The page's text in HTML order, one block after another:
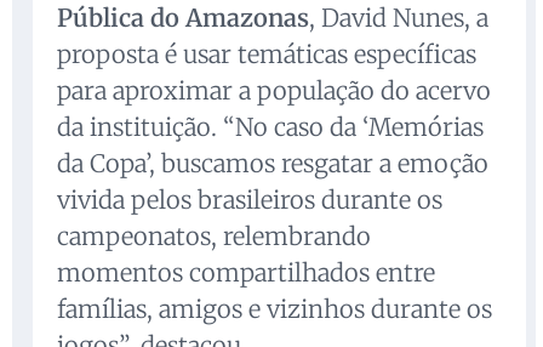
Pública do Amazonas, David Nunes, a
proposta é usar temáticas específicas
para aproximar a população do acervo
da instituição. “No caso da ‘Memórias
da Copa’, buscamos resgatar a emoção
vivida pelos brasileiros durante os
campeonatos, relembrando
momentos compartilhados entre
famílias, amigos e vizinhos durante os